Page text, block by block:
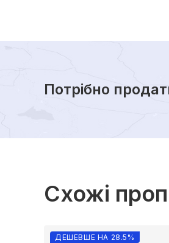
Потрібно
Схожі
ДЕШЕВШЕ НА 28.5%